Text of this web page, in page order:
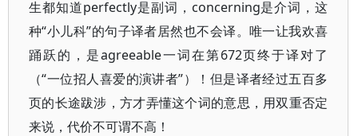
生都知道perfectly是副词，concerning是介词，这
种“小儿科”的句子译者居然也不会译。唯一让我欢喜
踊跃的，是agreeable一词在第672页终于译对了
（“一位招人喜爱的演讲者”）！但是译者经过五百多
页的长途跋涉，方才弄懂这个词的意思，用双重否定
来说，代价不可谓不高！